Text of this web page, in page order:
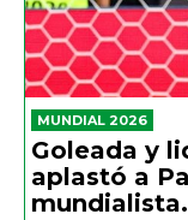
MUNDIAL 2026
Goleada y
aplastó a
mundialista.